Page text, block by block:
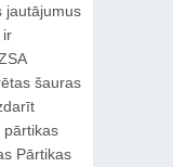
jautājumus
ir
šauras
pārtikas
Pārtikas